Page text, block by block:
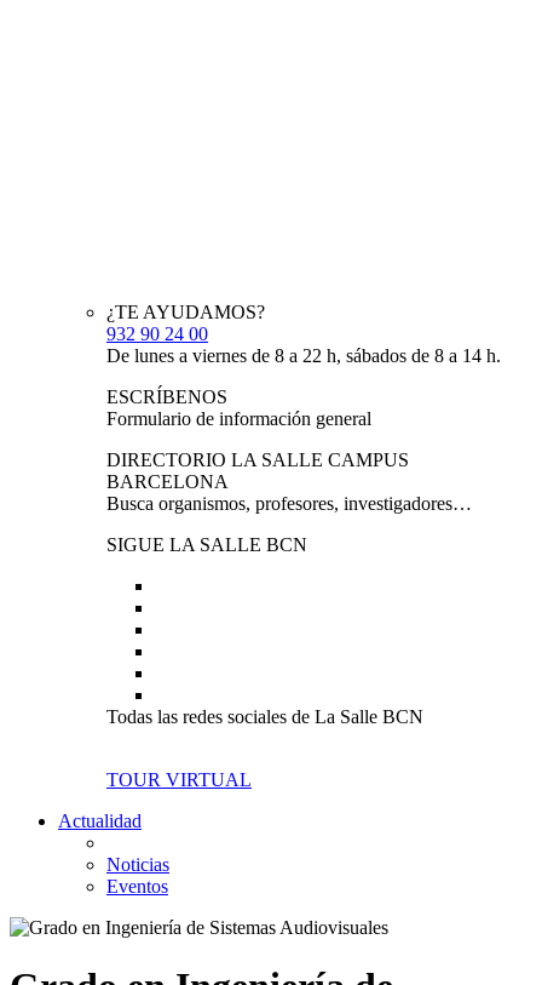
¿TE AYUDAMOS?
932 90 24 00
De lunes a viernes de 8 a 22 h, sábados de 8 a 14 h.
ESCRÍBENOS
Formulario de información general
DIRECTORIO LA SALLE CAMPUS
BARCELONA
Busca organismos, profesores, investigadores…
SIGUE LA SALLE BCN
Todas las redes sociales de La Salle BCN
TOUR VIRTUAL
Actualidad
Noticias
Eventos